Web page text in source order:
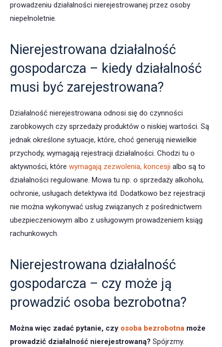
prowadzeniu działalności nierejestrowanej przez osoby
niepełnoletnie.
Nierejestrowana działalność
gospodarcza – kiedy działalność
musi być zarejestrowana?
Działalność nierejestrowana odnosi się do czynności
zarobkowych czy sprzedaży produktów o niskiej wartości. Są
jednak określone sytuacje, które, choć generują niewielkie
przychody, wymagają rejestracji działalności. Chodzi tu o
aktywności, które wymagają zezwolenia, koncesji albo są to
działalności regulowane. Mowa tu np. o sprzedaży alkoholu,
ochronie, usługach detektywa itd. Dodatkowo bez rejestracji
nie można wykonywać usług związanych z pośrednictwem
ubezpieczeniowym albo z usługowym prowadzeniem ksiąg
rachunkowych.
Nierejestrowana działalność
gospodarcza – czy może ją
prowadzić osoba bezrobotna?
Można więc zadać pytanie, czy osoba bezrobotna może
prowadzić działalność nierejestrowaną? Spójrzmy.